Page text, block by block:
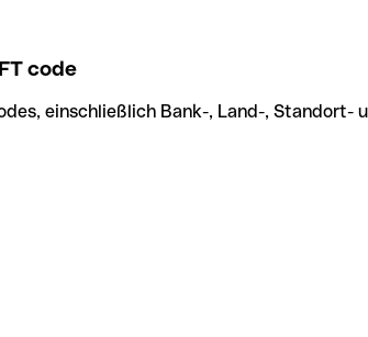
code
einschließlich Bank-, Land-, Standort-